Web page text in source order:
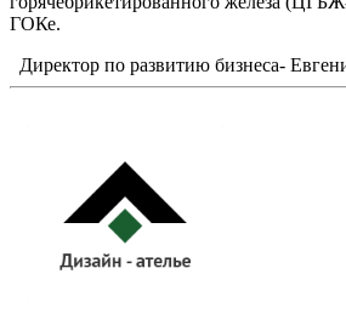
ГОКе.
Директор по развитию бизнеса-